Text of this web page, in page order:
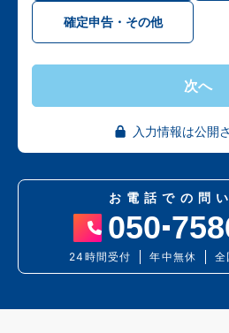
確定申告・その他
次へ
入力情報は公開
お電話での問
050
24時間受付 年中無休 全